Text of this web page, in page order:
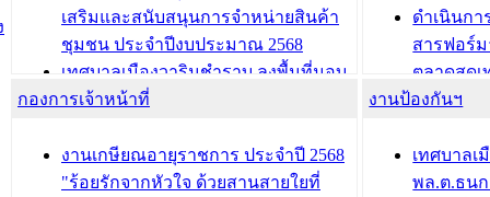
บทความ อื่นๆ ... บทความ อื่นๆ ...
เสริมและสนับสนุนการจำหน่ายสินค้า
ชุมชน ประจำปีงบประมาณ 2568
เทศบาลเมืองวารินชำราบ ลงพื้นที่มอบ
น้ำดื่มแก่ผู้พักอาศัย ณ ศูนย์พักพิง
กองสวัสดิการสังคม เทศบาลเมือง
วารินชำราบ จัดโครงการอบรมอาชีพ
ดำเนินกา
สารฟอร์
ตลาดสดเ
วารินชำร
ถนนแก่เ
เด็กเล็ก
กองการเจ้าหน้าที่
งานเกษียณอายุราชการ ประจำปี 2568
"ร้อยรักจากหัวใจ ด้วยสานสายใยที่
งานป้องกันฯ
เทศบาลเ
พล.ต.ธน